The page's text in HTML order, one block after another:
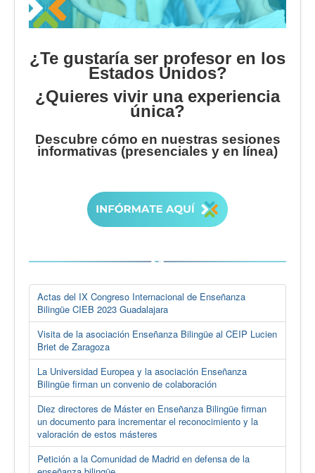
¿Te gustaría ser profesor en los
Estados Unidos?
¿Quieres vivir una experiencia
única?
Descubre cómo en nuestras sesiones
informativas (presenciales y en línea)
Actas del IX Congreso Internacional de Enseñanza
Bilingüe CIEB 2023 Guadalajara
Visita de la asociación Enseñanza Bilingüe al CEIP Lucien
Briet de Zaragoza
La Universidad Europea y la asociación Enseñanza
Bilingüe firman un convenio de colaboración
Diez directores de Máster en Enseñanza Bilingüe firman
un documento para incrementar el reconocimiento y la
valoración de estos másteres
Petición a la Comunidad de Madrid en defensa de la